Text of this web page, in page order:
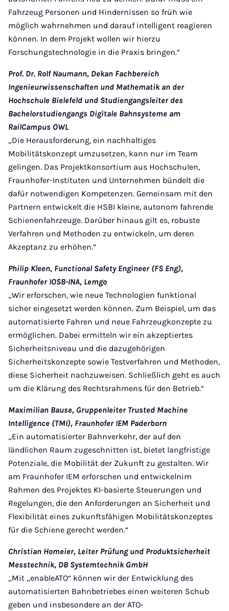
Fahrzeug Personen und Hindernissen so früh wie
möglich wahrnehmen und darauf intelligent reagieren
können. In dem Projekt wollen wir hierzu
Forschungstechnologie in die Praxis bringen.“
Prof. Dr. Rolf Naumann, Dekan Fachbereich
Ingenieurwissenschaften und Mathematik an der
Hochschule Bielefeld und Studiengangsleiter des
Bachelorstudiengangs Digitale Bahnsysteme am
RailCampus OWL
„Die Herausforderung, ein nachhaltiges
Mobilitätskonzept umzusetzen, kann nur im Team
gelingen. Das Projektkonsortium aus Hochschulen,
Fraunhofer-Instituten und Unternehmen bündelt die
dafür notwendigen Kompetenzen. Gemeinsam mit den
Partnern entwickelt die HSBI kleine, autonom fahrende
Schienenfahrzeuge. Darüber hinaus gilt es, robuste
Verfahren und Methoden zu entwickeln, um deren
Akzeptanz zu erhöhen.“
Philip Kleen, Functional Safety Engineer (FS Eng),
Fraunhofer IOSB-INA, Lemgo
„Wir erforschen, wie neue Technologien funktional
sicher eingesetzt werden können. Zum Beispiel, um das
automatisierte Fahren und neue Fahrzeugkonzepte zu
ermöglichen. Dabei ermitteln wir ein akzeptiertes
Sicherheitsniveau und die dazugehörigen
Sicherheitskonzepte sowie Testverfahren und Methoden,
diese Sicherheit nachzuweisen. Schließlich geht es auch
um die Klärung des Rechtsrahmens für den Betrieb.“
Maximilian Bause, Gruppenleiter Trusted Machine
Intelligence (TMI), Fraunhofer IEM Paderborn
„Ein automatisierter Bahnverkehr, der auf den
ländlichen Raum zugeschnitten ist, bietet langfristige
Potenziale, die Mobilität der Zukunft zu gestalten. Wir
am Fraunhofer IEM erforschen und entwickelnim
Rahmen des Projektes KI-basierte Steuerungen und
Regelungen, die den Anforderungen an Sicherheit und
Flexibilität eines zukunftsfähigen Mobilitätskonzeptes
für die Schiene gerecht werden.“
Christian Homeier, Leiter Prüfung und Produktsicherheit
Messtechnik, DB Systemtechnik GmbH
„Mit „enableATO“ können wir der Entwicklung des
automatisierten Bahnbetriebes einen weiteren Schub
geben und insbesondere an der ATO-